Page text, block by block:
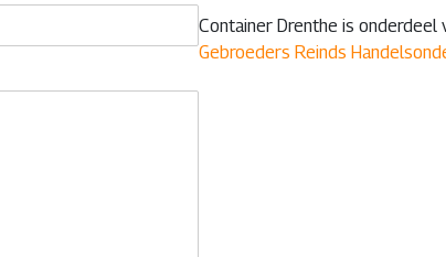
Container Drenthe is onderdeel
Gebroeders Reinds